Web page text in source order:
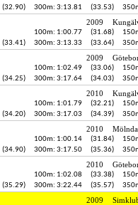
(32.90) 300m: 3:13.81 (33.53)
2009
100m: 1:00.77 (31.68)
(33.41) 300m: 3:13.33 (33.64)
2009
100m: 1:02.49 (33.06)
(34.25) 300m: 3:17.64 (34.03)
2010
100m: 1:01.79 (32.21)
(34.20) 300m: 3:17.03 (34.39)
2010
100m: 1:00.14 (31.84)
(34.90) 300m: 3:17.50 (35.36)
2010
100m: 1:02.08 (33.38)
(35.29) 300m: 3:22.44 (35.57)
2009